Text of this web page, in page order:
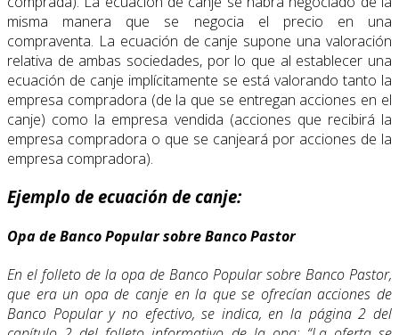
misma manera que se negocia el precio en una
compraventa. La ecuación de canje supone una valoración
relativa de ambas sociedades, por lo que al establecer una
ecuación de canje implícitamente se está valorando tanto la
empresa compradora (de la que se entregan acciones en el
canje) como la empresa vendida (acciones que recibirá la
empresa compradora o que se canjeará por acciones de la
empresa compradora).
Ejemplo de ecuación de canje:
Opa de Banco Popular sobre Banco Pastor
En el folleto de la opa de Banco Popular sobre Banco Pastor,
que era un opa de canje en la que se ofrecían acciones de
Banco Popular y no efectivo, se indica, en la página 2 del